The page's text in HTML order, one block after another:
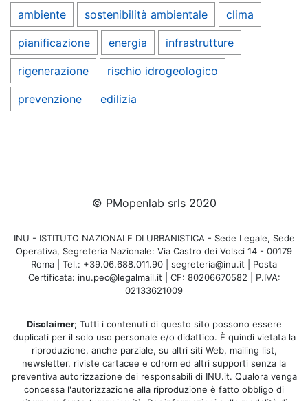
ambiente sostenibilità ambientale clima
pianificazione energia infrastrutture
rigenerazione rischio idrogeologico
prevenzione edilizia
© PMopenlab srls 2020
INU - ISTITUTO NAZIONALE DI URBANISTICA - Sede Legale, Sede
Operativa, Segreteria Nazionale: Via Castro dei Volsci 14 - 00179
Roma | Tel.: +39.06.688.011.90 | segreteria@inu.it | Posta
Certificata: inu.pec@legalmail.it | CF: 80206670582 | P.IVA:
02133621009
Disclaimer; Tutti i contenuti di questo sito possono essere
duplicati per il solo uso personale e/o didattico. È quindi vietata la
riproduzione, anche parziale, su altri siti Web, mailing list,
newsletter, riviste cartacee e cdrom ed altri supporti senza la
preventiva autorizzazione dei responsabili di INU.it. Qualora venga
concessa l'autorizzazione alla riproduzione è fatto obbligo di